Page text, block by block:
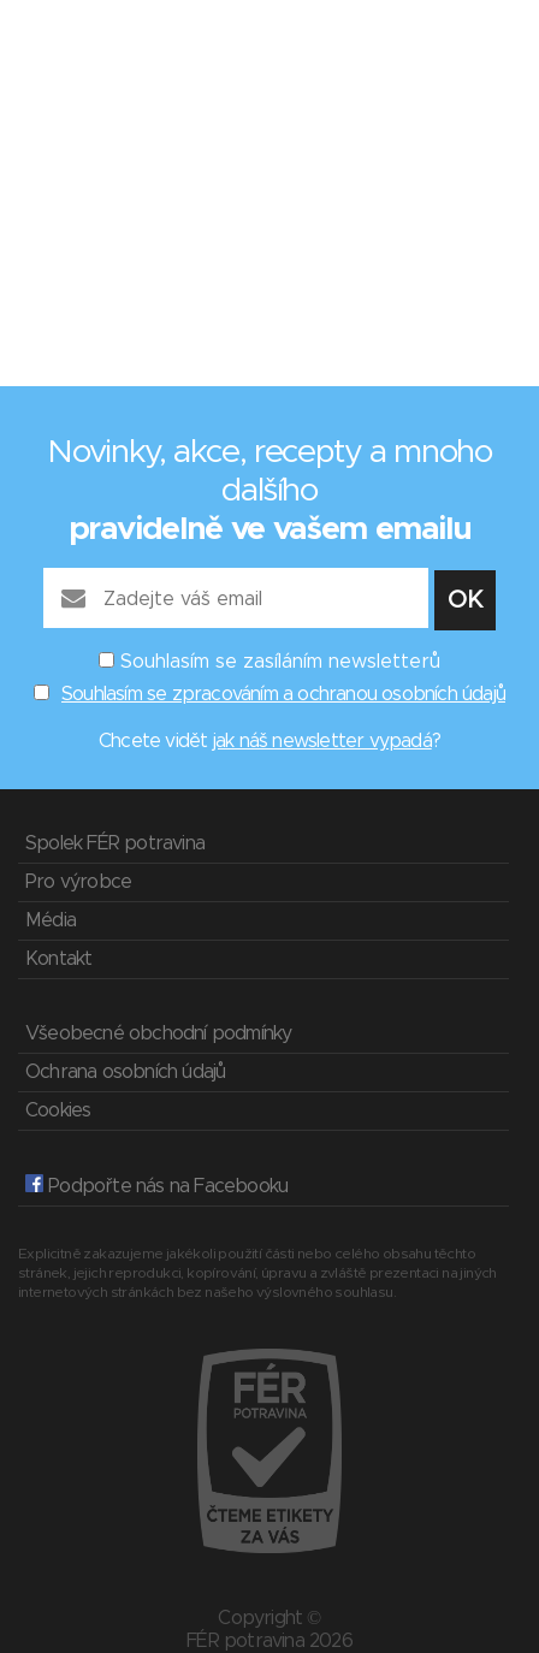
Novinky, akce, recepty a mnoho
dalšího
pravidelně ve vašem emailu
Souhlasím se zasíláním newsletterů
Souhlasím se zpracováním a ochranou osobních údajů
Chcete vidět jak náš newsletter vypadá?
Spolek FÉR potravina
Pro výrobce
Média
Kontakt
Všeobecné obchodní podmínky
Ochrana osobních údajů
Cookies
Podpořte nás na Facebooku
Explicitně zakazujeme jakékoli použití části nebo celého obsahu těchto
stránek, jejich reprodukci, kopírování, úpravu a zvláště prezentaci na jiných
internetových stránkách bez našeho výslovného souhlasu.
Copyright ©
FÉR potravina 2026